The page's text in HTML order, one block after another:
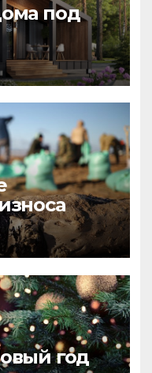
под
год